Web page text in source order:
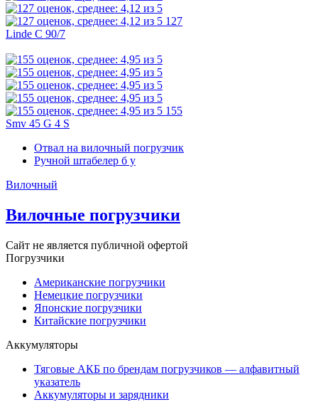
127
Linde C 90/7
155
Smv 45 G 4 S
Отвал на вилочный погрузчик
Ручной штабелер б у
Вилочный
Вилочные погрузчики
Сайт не является публичной офертой
Погрузчики
Американские погрузчики
Немецкие погрузчики
Японские погрузчики
Китайские погрузчики
Аккумуляторы
Тяговые АКБ по брендам погрузчиков — алфавитный
указатель
Аккумуляторы и зарядники